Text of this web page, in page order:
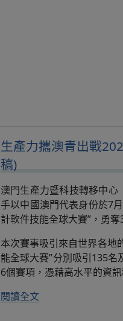
生產力攜澳青出戰
稿)
澳門生產力暨科技轉移中心
手以中國澳門代表身份於7
計軟件技能全球大賽”，勇
本次賽事吸引來自世界各
能全球大賽”分別吸引135
6個賽項，憑藉高水平的資
閱讀全文